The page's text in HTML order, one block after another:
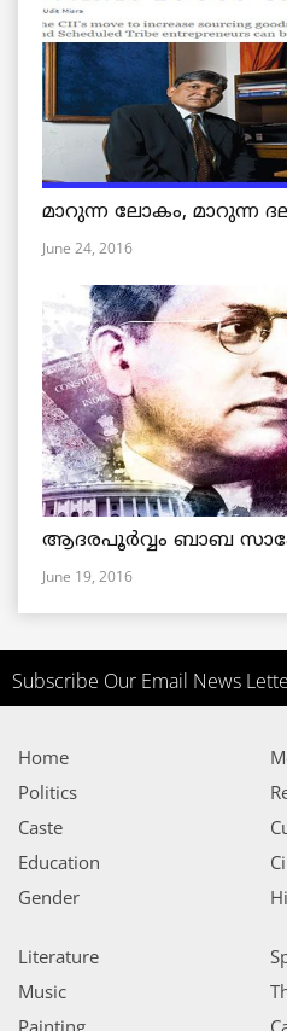
മാറുന്ന ലോകം, മാറുന്ന
June 24, 2016
ആദരപൂര്‍വ്വം ബാബ
June 19, 2016
Subscribe Our Email News
Home
Politics
Caste
Education
Gender
Literature
Music